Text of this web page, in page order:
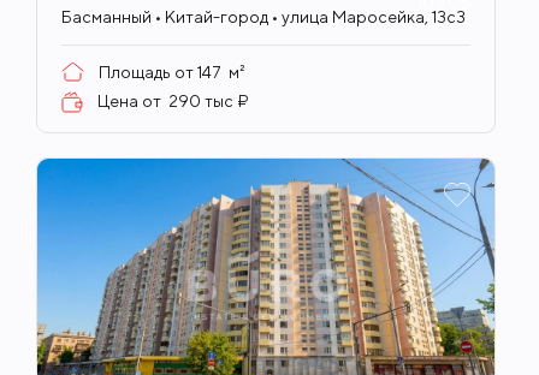
Басманный • Китай-город • улица Маросейка, 13с3
Площадь от147 м²
Цена от 290 тыс ₽